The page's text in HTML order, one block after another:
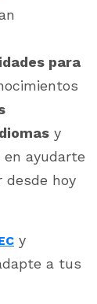
para
y
en ayudarte
desde hoy
y
a tus